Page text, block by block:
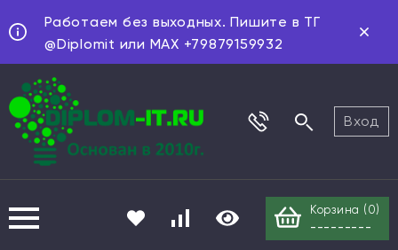
Работаем без выходных. Пишите в ТГ
@Diplomit или MAX +79879159932
Вход
Корзина ( 0)
---------